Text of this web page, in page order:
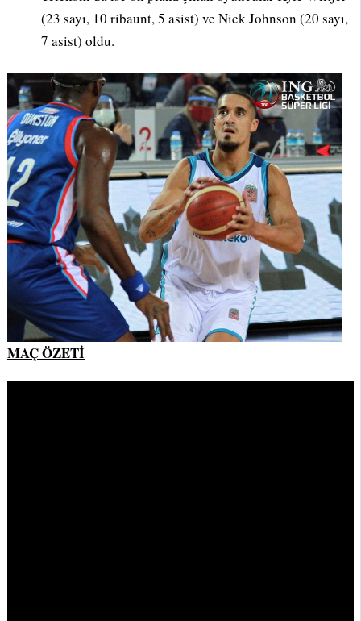
(23 sayı, 10 ribaunt, 5 asist) ve Nick Johnson (20 sayı,
7 asist) oldu.
MAÇ ÖZETİ